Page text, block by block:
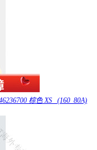
棕色 XS _(160_80A)